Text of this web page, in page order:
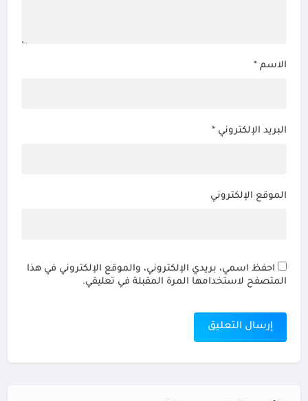
الاسم *
البريد الإلكتروني *
الموقع الإلكتروني
احفظ اسمي، بريدي الإلكتروني، والموقع الإلكتروني في هذا
المتصفح لاستخدامها المرة المقبلة في تعليقي.